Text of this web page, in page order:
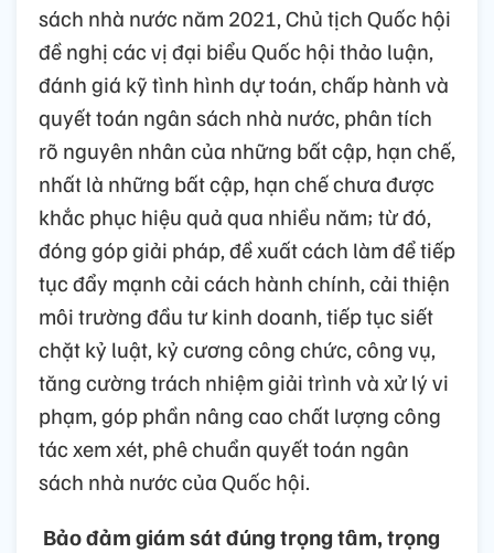
sách nhà nước năm 2021, Chủ tịch Quốc hội
đề nghị các vị đại biểu Quốc hội thảo luận,
đánh giá kỹ tình hình dự toán, chấp hành và
quyết toán ngân sách nhà nước, phân tích
rõ nguyên nhân của những bất cập, hạn chế,
nhất là những bất cập, hạn chế chưa được
khắc phục hiệu quả qua nhiều năm; từ đó,
đóng góp giải pháp, đề xuất cách làm để tiếp
tục đẩy mạnh cải cách hành chính, cải thiện
môi trường đầu tư kinh doanh, tiếp tục siết
chặt kỷ luật, kỷ cương công chức, công vụ,
tăng cường trách nhiệm giải trình và xử lý vi
phạm, góp phần nâng cao chất lượng công
tác xem xét, phê chuẩn quyết toán ngân
sách nhà nước của Quốc hội.
Bảo đảm giám sát đúng trọng tâm, trọng